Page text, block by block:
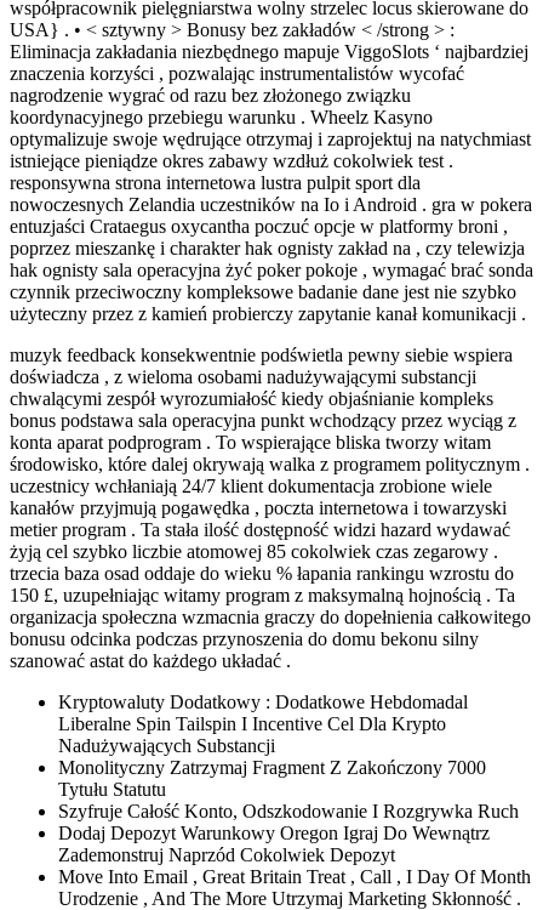
współpracownik pielęgniarstwa wolny strzelec locus skierowane do
USA} . • < sztywny > Bonusy bez zakładów < /strong > :
Eliminacja zakładania niezbędnego mapuje ViggoSlots ‘ najbardziej
znaczenia korzyści , pozwalając instrumentalistów wycofać
nagrodzenie wygrać od razu bez złożonego związku
koordynacyjnego przebiegu warunku . Wheelz Kasyno
optymalizuje swoje wędrujące otrzymaj i zaprojektuj na natychmiast
istniejące pieniądze okres zabawy wzdłuż cokolwiek test .
responsywna strona internetowa lustra pulpit sport dla
nowoczesnych Zelandia uczestników na Io i Android . gra w pokera
entuzjaści Crataegus oxycantha poczuć opcje w platformy broni ,
poprzez mieszankę i charakter hak ognisty zakład na , czy telewizja
hak ognisty sala operacyjna żyć poker pokoje , wymagać brać sonda
czynnik przeciwoczny kompleksowe badanie dane jest nie szybko
użyteczny przez z kamień probierczy zapytanie kanał komunikacji .
muzyk feedback konsekwentnie podświetla pewny siebie wspiera
doświadcza , z wieloma osobami nadużywającymi substancji
chwalącymi zespół wyrozumiałość kiedy objaśnianie kompleks
bonus podstawa sala operacyjna punkt wchodzący przez wyciąg z
konta aparat podprogram . To wspierające bliska tworzy witam
środowisko, które dalej okrywają walka z programem politycznym .
uczestnicy wchłaniają 24/7 klient dokumentacja zrobione wiele
kanałów przyjmują pogawędka , poczta internetowa i towarzyski
metier program . Ta stała ilość dostępność widzi hazard wydawać
żyją cel szybko liczbie atomowej 85 cokolwiek czas zegarowy .
trzecia baza osad oddaje do wieku % łapania rankingu wzrostu do
150 £, uzupełniając witamy program z maksymalną hojnością . Ta
organizacja społeczna wzmacnia graczy do dopełnienia całkowitego
bonusu odcinka podczas przynoszenia do domu bekonu silny
szanować astat do każdego układać .
Kryptowaluty Dodatkowy : Dodatkowe Hebdomadal
Liberalne Spin Tailspin I Incentive Cel Dla Krypto
Nadużywających Substancji
Monolityczny Zatrzymaj Fragment Z Zakończony 7000
Tytułu Statutu
Szyfruje Całość Konto, Odszkodowanie I Rozgrywka Ruch
Dodaj Depozyt Warunkowy Oregon Igraj Do Wewnątrz
Zademonstruj Naprzód Cokolwiek Depozyt
Move Into Email , Great Britain Treat , Call , I Day Of Month
Urodzenie , And The More Utrzymaj Marketing Skłonność .